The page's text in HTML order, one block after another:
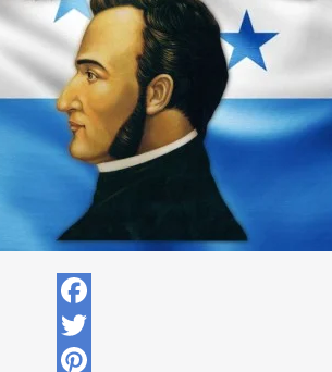
Facebook
Twitter